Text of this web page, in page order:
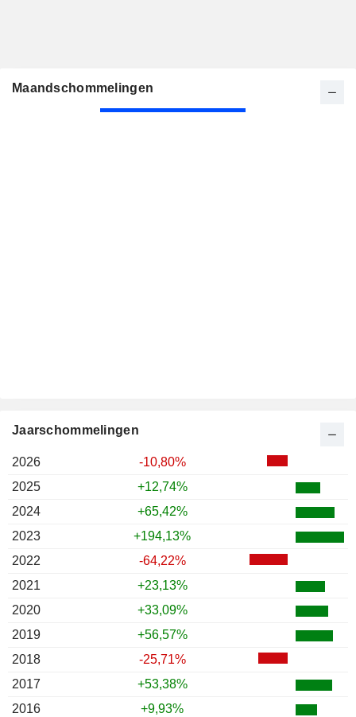
Maandschommelingen
Jaarschommelingen
2026
-10,80%
2025
+12,74%
2024
+65,42%
2023
+194,13%
2022
-64,22%
2021
+23,13%
2020
+33,09%
2019
+56,57%
2018
-25,71%
2017
+53,38%
2016
+9,93%